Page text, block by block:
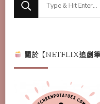
關於【NETFLIX追劇筆